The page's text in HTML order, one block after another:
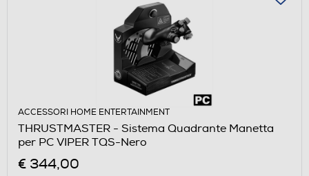
ACCESSORI HOME ENTERTAINMENT
THRUSTMASTER - Sistema Quadrante Manetta
per PC VIPER TQS-Nero
€ 344,00